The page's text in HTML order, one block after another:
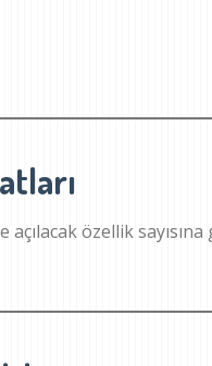
açılacak özellik